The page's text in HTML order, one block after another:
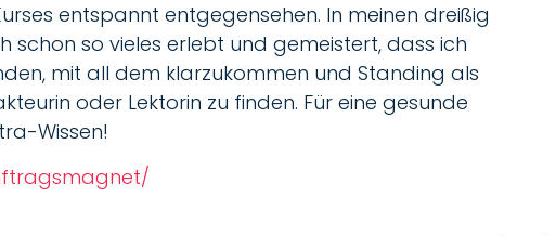
entspannt entgegensehen. In meinen dreißig
schon so vieles erlebt und gemeistert, dass ich
mit all dem klarzukommen und Standing als
oder Lektorin zu finden. Für eine gesunde
Wissen!